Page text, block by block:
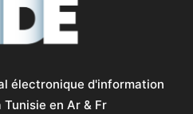
électronique d'information
en Ar & Fr